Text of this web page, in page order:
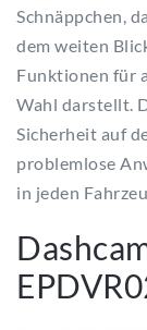
Schnäppchen,
dem weiten
Funktionen für
Wahl darstellt.
Sicherheit auf
problemlose
in jeden